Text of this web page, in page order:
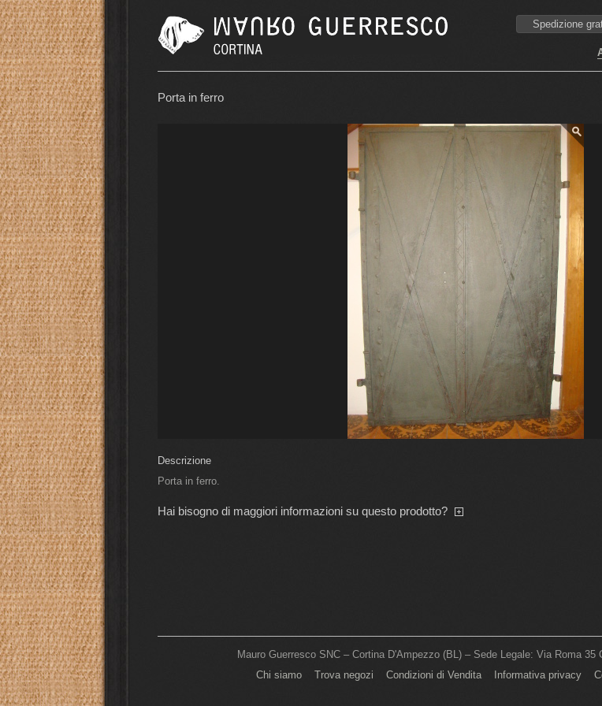
Spedizione
Porta in ferro
Descrizione
Porta in ferro.
Hai bisogno di maggiori informazioni su questo prodotto?
Mauro Guerresco SNC – Cortina D'Ampezzo (BL) – Sede Legale: Via Roma
Chi siamo
Trova negozi Condizioni di Vendita Informativa privacy